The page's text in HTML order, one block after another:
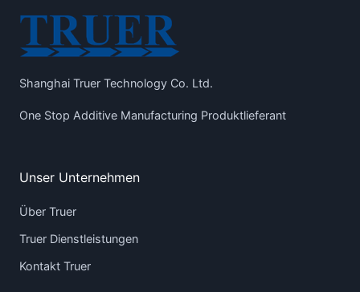
Shanghai Truer Technology Co. Ltd.
One Stop Additive Manufacturing Produktlieferant
Unser Unternehmen
Über Truer
Truer Dienstleistungen
Kontakt Truer